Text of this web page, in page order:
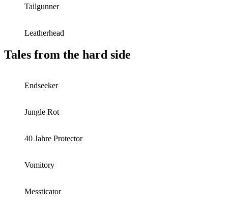
Tailgunner
Leatherhead
Tales from the hard side
Endseeker
Jungle Rot
40 Jahre Protector
Vomitory
Messticator